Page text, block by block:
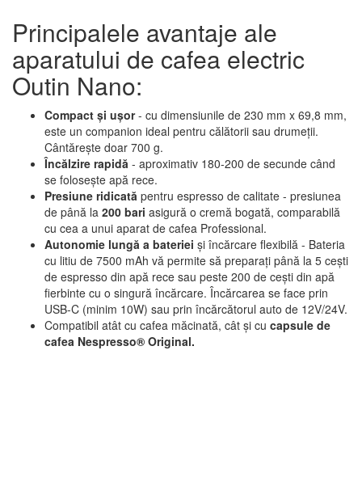
Principalele avantaje ale
aparatului de cafea electric
Outin Nano:
Compact și ușor- cu dimensiunile de 230 mm x 69,8 mm,
este un companion ideal pentru călătorii sau drumeții.
Cântărește doar 700 g.
Încălzire rapidă - aproximativ 180-200 de secunde când
se folosește apă rece.
Presiune ridicată pentru espresso de calitate - presiunea
de până la 200 bari asigură o cremă bogată, comparabilă
cu cea a unui aparat de cafea Professional.
Autonomie lungă a bateriei și încărcare flexibilă - Bateria
cu litiu de 7500 mAh vă permite să preparați până la 5 cești
de espresso din apă rece sau peste 200 de cești din apă
fierbinte cu o singură încărcare. Încărcarea se face prin
USB-C (minim 10W) sau prin încărcătorul auto de 12V/24V.
Compatibil atât cu cafea măcinată, cât și cu capsule de
cafea Nespresso® Original.